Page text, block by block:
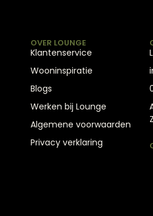
OVER LOUNGE
Klantenservice
Wooninspiratie
Blogs
Werken bij Lounge
Algemene voorwaarden
Privacy verklaring